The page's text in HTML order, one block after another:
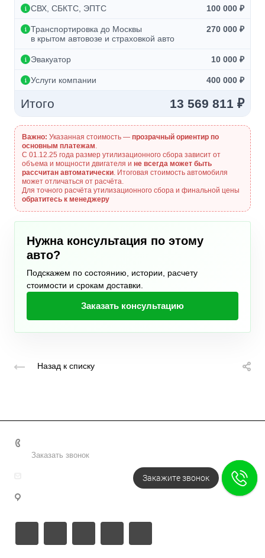
СВХ, СБКТС, ЭПТС 100 000 ₽
Транспортировка до Москвы
в крытом автовозе и страховкой авто
270 000 ₽
Эвакуатор 10 000 ₽
Услуги компании 400 000 ₽
Итого 13 569 811 ₽
Важно: Указанная стоимость — прозрачный ориентир по
основным платежам.
С 01.12.25 года размер утилизационного сбора зависит от
объема и мощности двигателя и не всегда может быть
рассчитан автоматически. Итоговая стоимость автомобиля
может отличаться от расчёта.
Для точного расчёта утилизационного сбора и финальной цены
обратитесь к менеджеру
Нужна консультация по этому
авто?
Подскажем по состоянию, истории, расчету
стоимости и срокам доставки.
Заказать консультацию
Назад к списку
Заказать звонок
Закажите звонок